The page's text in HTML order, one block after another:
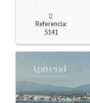
Referencia:
5141